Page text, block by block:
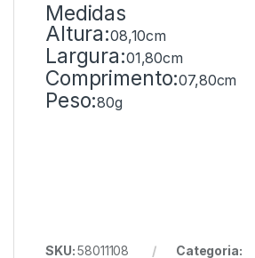
Medidas
Altura:08,10cm
Largura:01,80cm
Comprimento:07,80cm
Peso:80g
SKU:58011108
Categoria: